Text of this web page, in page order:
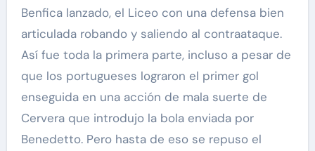
Benfica lanzado, el Liceo con una defensa bien
articulada robando y saliendo al contraataque.
Así fue toda la primera parte, incluso a pesar de
que los portugueses lograron el primer gol
enseguida en una acción de mala suerte de
Cervera que introdujo la bola enviada por
Benedetto. Pero hasta de eso se repuso el